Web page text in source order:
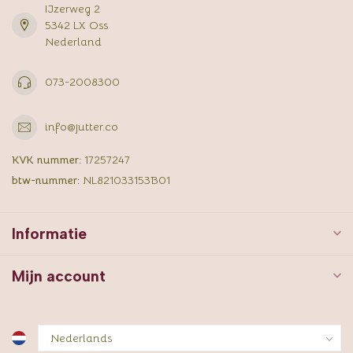
IJzerweg 2
5342 LX Oss
Nederland
073-2008300
info@jutter.co
KVK nummer: 17257247
btw-nummer: NL821033153B01
Informatie
Mijn account